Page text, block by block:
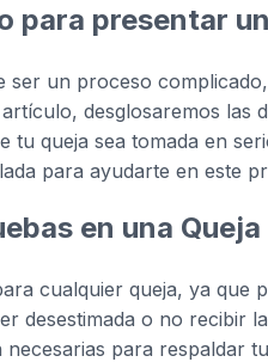
para presentar
un proceso
desglosaremos las
queja sea tomada en
para ayudarte en este
en una Queja
cualquier queja, ya que
desestimada o no recibir
para respaldar